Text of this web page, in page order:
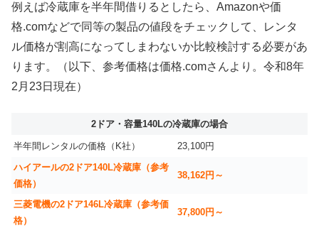
例えば冷蔵庫を半年間借りるとしたら、Amazonや価
格.comなどで同等の製品の値段をチェックして、レンタ
ル価格が割高になってしまわないか比較検討する必要があ
ります。（以下、参考価格は価格.comさんより。令和8年
2月23日現在）
2ドア・容量140Lの冷蔵庫の場合
半年間レンタルの価格（K社）
23,100円
ハイアールの2ドア140L冷蔵庫（参考
価格）
38,162円～
三菱電機の2ドア146L冷蔵庫（参考価
格）
37,800円～